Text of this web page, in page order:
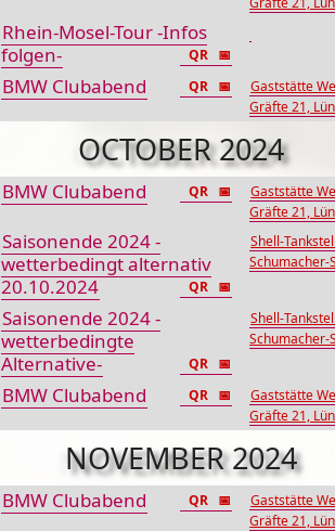
Rhein-Mosel-Tour -Infos
folgen-
📅
QR
BMW Clubabend 📅
QR
Gaststätte
Gräfte 21,
OCTOBER 2024
BMW Clubabend 📅
QR
Gaststätte
Gräfte 21,
Saisonende 2024 -
wetterbedingt alternativ
20.10.2024
📅
QR
Shell-
Schumacher-
Saisonende 2024 -
wetterbedingte
Alternative-
📅
QR
Shell-
Schumacher-
BMW Clubabend 📅
QR
Gaststätte
Gräfte 21,
NOVEMBER 2024
BMW Clubabend 📅
QR
Gaststätte
Gräfte 21,